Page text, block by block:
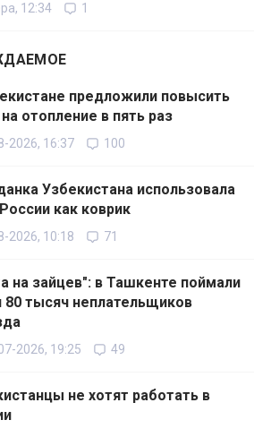
12:34 1
предложили повысить
отопление в пять раз
2026, 16:37 100
Узбекистана использовала
как коврик
2026, 10:18 71
на зайцев": в Ташкенте поймали
80 тысяч неплательщиков
2026, 19:25 49
не хотят работать в